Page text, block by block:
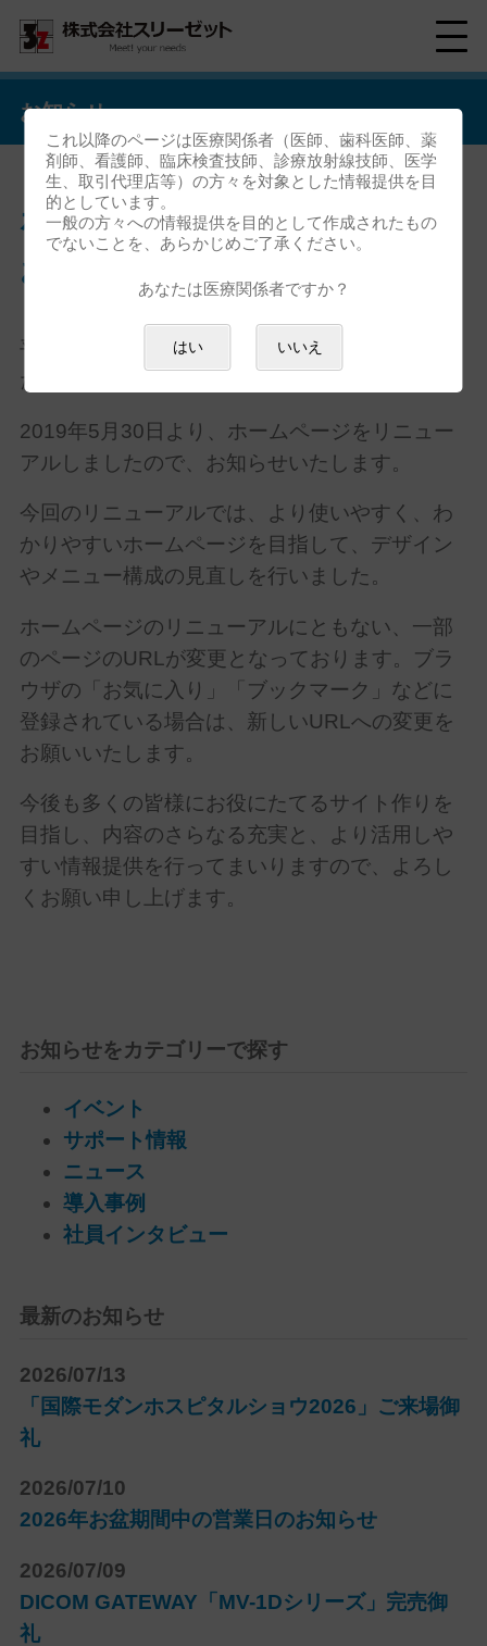
お知らせ
ホームページリニューアルの
お知らせ
平素より スリーゼットホームページをご覧いた
だきましてありがとうございます。
2019年5月30日より、ホームページをリニュー
アルしましたので、お知らせいたします。
今回のリニューアルでは、より使いやすく、わ
かりやすいホームページを目指して、デザイン
やメニュー構成の見直しを行いました。
ホームページのリニューアルにともない、一部
のページのURLが変更となっております。ブラ
ウザの「お気に入り」「ブックマーク」などに
登録されている場合は、新しいURLへの変更を
お願いいたします。
今後も多くの皆様にお役にたてるサイト作りを
目指し、内容のさらなる充実と、より活用しや
すい情報提供を行ってまいりますので、よろし
くお願い申し上げます。
お知らせをカテゴリーで探す
イベント
サポート情報
ニュース
導入事例
社員インタビュー
最新のお知らせ
2026/07/13
「国際モダンホスピタルショウ2026」ご来場御
礼
2026/07/10
2026年お盆期間中の営業日のお知らせ
2026/07/09
DICOM GATEWAY「MV-1Dシリーズ」完売御
礼
これ以降のページは医療関係者（医師、歯科医師、薬
剤師、看護師、臨床検査技師、診療放射線技師、医学
生、取引代理店等）の方々を対象とした情報提供を目
的としています。
一般の方々への情報提供を目的として作成されたもの
でないことを、あらかじめご了承ください。
あなたは医療関係者ですか？
はい いいえ